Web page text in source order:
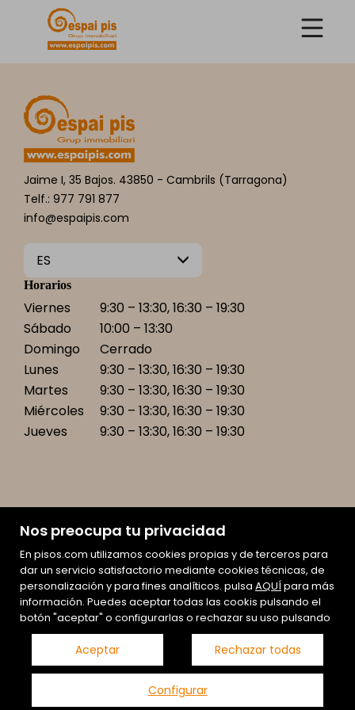
Nos preocupa tu privacidad
En pisos.com utilizamos cookies propias y de terceros para
dar un servicio satisfactorio mediante cookies técnicas, de
personalización y para fines analíticos. pulsa AQUÍpara más
información. Puedes aceptar todas las cookis pulsando el
botón "aceptar" o configurarlas o rechazar su uso pulsando
Aceptar Rechazar todas
Configurar
Jaime I, 35 Bajos. 43850 - Cambrils (Tarragona)
Telf.: 977 791 877
info@espaipis.com
ES
Horarios
Viernes
9:30 – 13:30, 16:30 – 19:30
Sábado
10:00 – 13:30
Domingo
Cerrado
Lunes
9:30 – 13:30, 16:30 – 19:30
Martes
9:30 – 13:30, 16:30 – 19:30
Miércoles
9:30 – 13:30, 16:30 – 19:30
Jueves
9:30 – 13:30, 16:30 – 19:30
Mapa Web
Aviso legal
Promociones
Favoritos
Inmuebles destacados